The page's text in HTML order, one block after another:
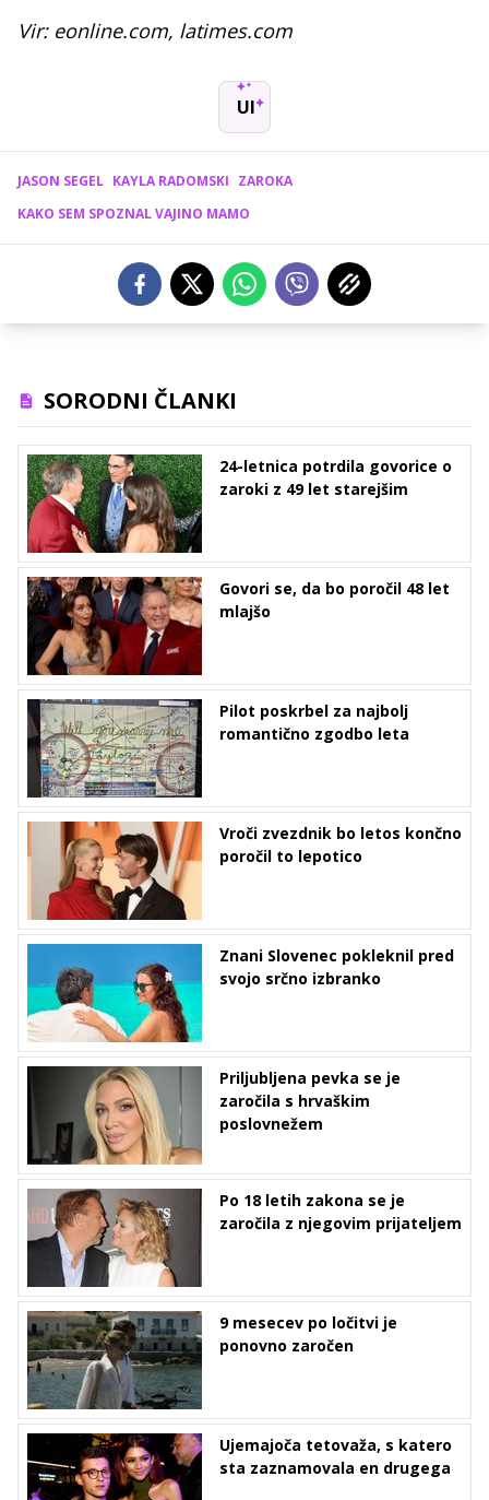
Vir: eonline.com, latimes.com
UI
JASON SEGEL KAYLA RADOMSKI ZAROKA
KAKO SEM SPOZNAL VAJINO MAMO
SORODNI ČLANKI
24-letnica potrdila govorice o
zaroki z 49 let starejšim
Govori se, da bo poročil 48 let
mlajšo
Pilot poskrbel za najbolj
romantično zgodbo leta
Vroči zvezdnik bo letos končno
poročil to lepotico
Znani Slovenec pokleknil pred
svojo srčno izbranko
Priljubljena pevka se je
zaročila s hrvaškim
poslovnežem
Po 18 letih zakona se je
zaročila z njegovim prijateljem
9 mesecev po ločitvi je
ponovno zaročen
Ujemajoča tetovaža, s katero
sta zaznamovala en drugega